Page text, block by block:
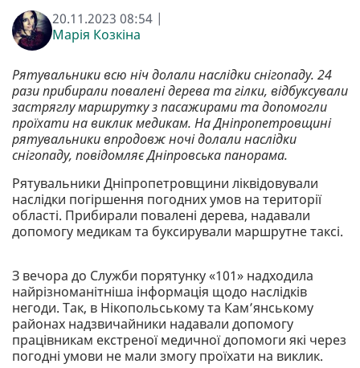
20.11.2023 08:54 |
Марія Козкіна
Рятувальники всю ніч долали наслідки снігопаду. 24
рази прибирали повалені дерева та гілки, відбуксували
застряглу маршрутку з пасажирами та допомогли
проїхати на виклик медикам. На Дніпропетровщині
рятувальники впродовж ночі долали наслідки
снігопаду, повідомляє Дніпровська панорама.
Рятувальники Дніпропетровщини ліквідовували
наслідки погіршення погодних умов на території
області. Прибирали повалені дерева, надавали
допомогу медикам та буксирували маршрутне таксі.
З вечора до Служби порятунку «101» надходила
найрізноманітніша інформація щодо наслідків
негоди. Так, в Нікопольському та Кам’янському
районах надзвичайники надавали допомогу
працівникам екстреної медичної допомоги які через
погодні умови не мали змогу проїхати на виклик.